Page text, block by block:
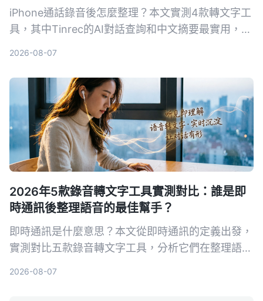
iPhone通話錄音後怎麼整理？本文實測4款轉文字工
具，其中Tinrec的AI對話查詢和中文摘要最實用，適
2026-08-07
2026年5款錄音轉文字工具實測對比：誰是即
時通訊後整理語音的最佳幫手？
即時通訊是什麼意思？本文從即時通訊的定義出發，
實測對比五款錄音轉文字工具，分析它們在整理語音
2026-08-07